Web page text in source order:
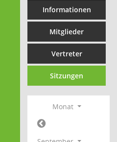
Informationen
Mitglieder
Vertreter
Sitzungen
Monat